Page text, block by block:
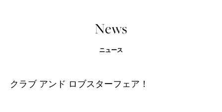
News
ニュース
クラブ アンド ロブスターフェア！